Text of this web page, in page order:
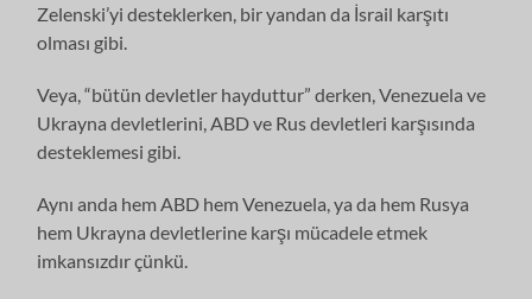
Zelenski’yi desteklerken, bir yandan da İsrail karşıtı
olması gibi.
Veya, “bütün devletler hayduttur” derken, Venezuela ve
Ukrayna devletlerini, ABD ve Rus devletleri karşısında
desteklemesi gibi.
Aynı anda hem ABD hem Venezuela, ya da hem Rusya
hem Ukrayna devletlerine karşı mücadele etmek
imkansızdır çünkü.